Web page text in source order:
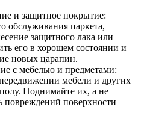
и защитное покрытие:
обслуживания паркета,
защитного лака или
его в хорошем состоянии и
новых царапин.
с мебелью и предметами:
мебели и других
Поднимайте их, а не
повреждений поверхности